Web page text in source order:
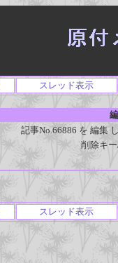
スレッド表示
記事No.66886 を 編集
削除キ
スレッド表示